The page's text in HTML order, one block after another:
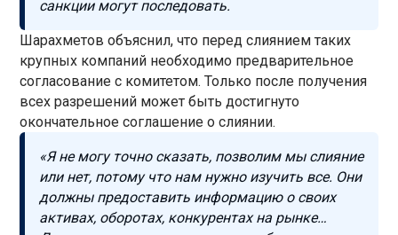
санкции могут последовать.
Шарахметов объяснил, что перед слиянием таких
крупных компаний необходимо предварительное
согласование с комитетом. Только после получения
всех разрешений может быть достигнуто
окончательное соглашение о слиянии.
«Я не могу точно сказать, позволим мы слияние
или нет, потому что нам нужно изучить все. Они
должны предоставить информацию о своих
активах, оборотах, конкурентах на рынке…